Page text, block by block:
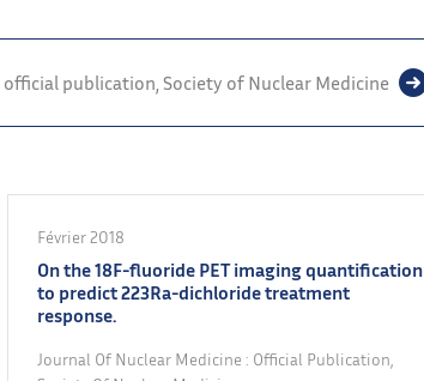
publication, Society of Nuclear Medicine
Février 2018
On the 18F-fluoride PET imaging quantification
to predict 223Ra-dichloride treatment
response.
Journal Of Nuclear Medicine : Official Publication,